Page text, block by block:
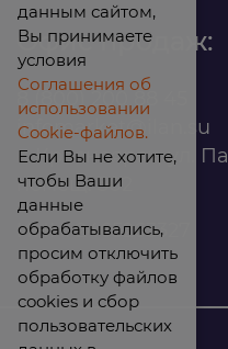
Офис продаж:
infomarket@ilan.su
г. Красноярск, ул.
помещ. 302
ИНН: 2465263327
данным сайтом,
Вы принимаете
условия
Соглашения об
использовании
Cookie-файлов.
Если Вы не хотите,
чтобы Ваши
данные
обрабатывались,
просим отключить
обработку файлов
cookies и сбор
пользовательских